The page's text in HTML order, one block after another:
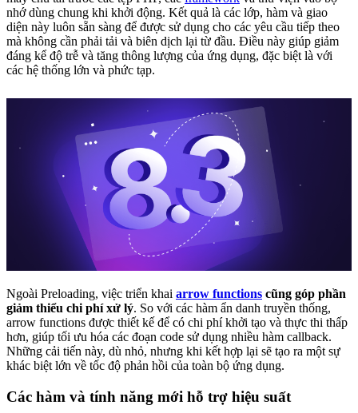
nhớ dùng chung khi khởi động. Kết quả là các lớp, hàm và giao
diện này luôn sẵn sàng để được sử dụng cho các yêu cầu tiếp theo
mà không cần phải tải và biên dịch lại từ đầu. Điều này giúp giảm
đáng kể độ trễ và tăng thông lượng của ứng dụng, đặc biệt là với
các hệ thống lớn và phức tạp.
Ngoài Preloading, việc triển khai arrow functions cũng góp phần
giảm thiểu chi phí xử lý. So với các hàm ẩn danh truyền thống,
arrow functions được thiết kế để có chi phí khởi tạo và thực thi thấp
hơn, giúp tối ưu hóa các đoạn code sử dụng nhiều hàm callback.
Những cải tiến này, dù nhỏ, nhưng khi kết hợp lại sẽ tạo ra một sự
khác biệt lớn về tốc độ phản hồi của toàn bộ ứng dụng.
Các hàm và tính năng mới hỗ trợ hiệu suất